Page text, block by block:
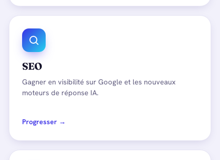
SEO
Gagner en visibilité sur Google et les nouveaux
moteurs de réponse IA.
Progresser →